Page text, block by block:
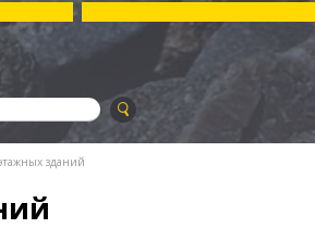
зданий